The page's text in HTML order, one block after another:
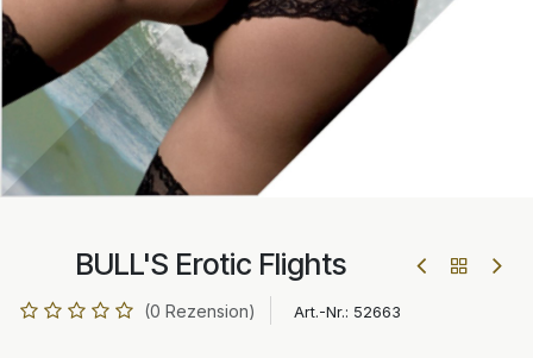
BULL'S Erotic Flights
(0 Rezension) Art.-Nr.: 52663